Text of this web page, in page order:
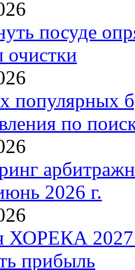
посуде
очистки
популярных
по
2026 г.
ХОРЕКА 2027:
прибыль